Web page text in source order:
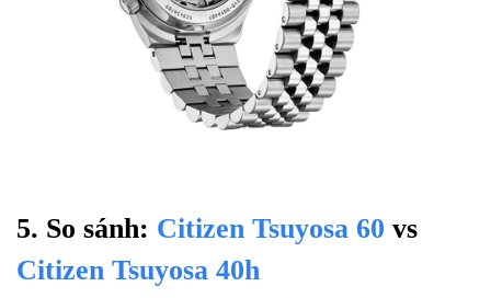
5. So sánh: Citizen Tsuyosa 60 vs
Citizen Tsuyosa 40h